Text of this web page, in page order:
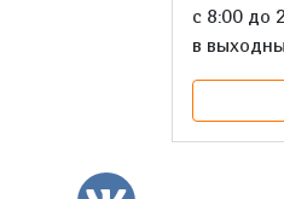
с 8:00 до
в